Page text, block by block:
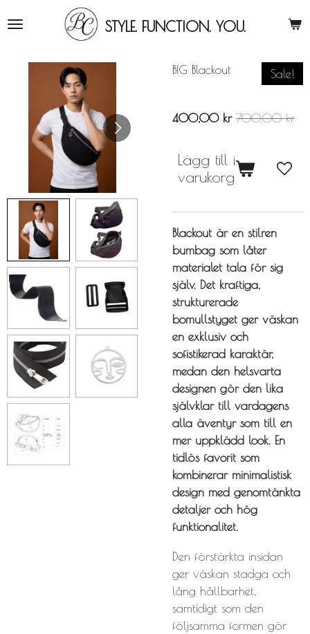
till
STYLE. FUNCTION. YOU.
BIG Blackout Sale!
400,00 kr 700,00 kr
Lägg till i
varukorg
Blackout är en stilren
bumbag som låter
materialet tala för sig
själv. Det kraftiga,
strukturerade
bomullstyget ger väskan
en exklusiv och
sofistikerad karaktär,
medan den helsvarta
designen gör den lika
självklar till vardagens
alla äventyr som till en
mer uppklädd look. En
tidlös favorit som
kombinerar minimalistisk
design med genomtänkta
detaljer och hög
funktionalitet.
Den förstärkta insidan
ger väskan stadga och
lång hållbarhet,
samtidigt som den
följsamma formen gör